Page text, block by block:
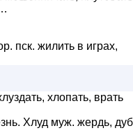
пск. жилить в играх,
хлопать, врать
Хлуд муж. жердь,